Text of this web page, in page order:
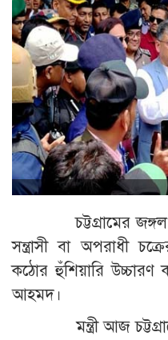
চট্টগ্রামের জঙ্গল
সন্ত্রাসী বা অপরাধী
কঠোর হুঁশিয়ারি উচ্চারণ
আহমদ।
মন্ত্রী আজ